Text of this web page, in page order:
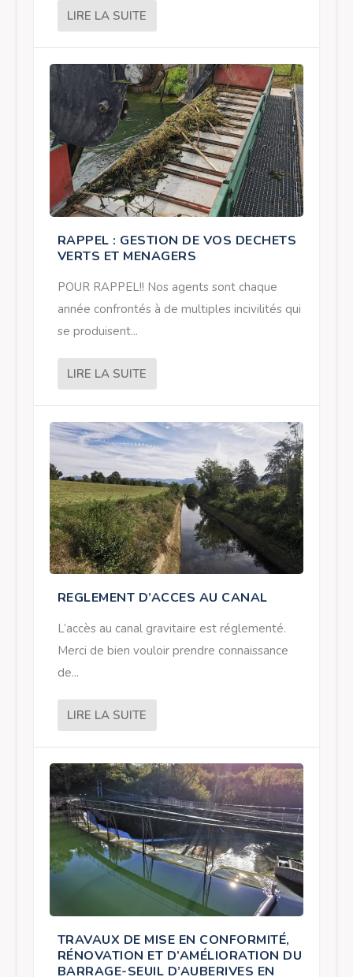
LIRE LA SUITE
RAPPEL : GESTION DE VOS DECHETS
VERTS ET MENAGERS
POUR RAPPEL!! Nos agents sont chaque
année confrontés à de multiples incivilités qui
se produisent...
LIRE LA SUITE
REGLEMENT D’ACCES AU CANAL
L’accès au canal gravitaire est réglementé.
Merci de bien vouloir prendre connaissance
de...
LIRE LA SUITE
TRAVAUX DE MISE EN CONFORMITÉ,
RÉNOVATION ET D’AMÉLIORATION DU
BARRAGE-SEUIL D’AUBERIVES EN